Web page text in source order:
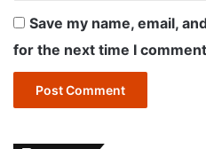
Save my name, email,
for the next time I